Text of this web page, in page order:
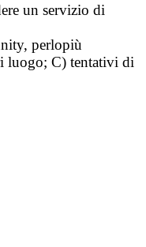
un servizio di
perlopiù
luogo; C) tentativi di